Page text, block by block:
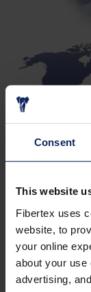
Consent
This website
Fibertex uses
website, to
your online
about your use
advertising,
Fibertex
Fibertex